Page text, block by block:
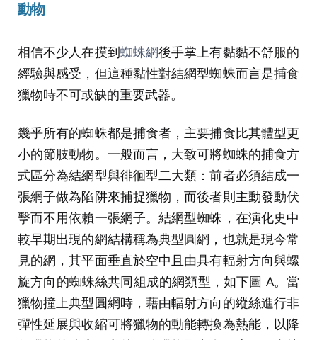
動物
相信不少人在摸到蜘蛛網後手掌上有黏黏不舒服的
經驗與感受，但這種黏性對結網型蜘蛛而言是捕食
獵物時不可或缺的重要武器。
幾乎所有的蜘蛛都是捕食者，主要捕食比其體型更
小的節肢動物。一般而言，大致可將蜘蛛的捕食方
式區分為結網型與徘徊型二大類：前者必須結成一
張網子做為陷阱來捕捉獵物，而後者則主動發動伏
擊而不用依賴一張網子。結網型蜘蛛，在演化史中
較早期出現的網結構稱為典型圓網，也就是現今常
見的網，其平面垂直於空中且由具有輻射方向與螺
旋方向的蜘蛛絲共同組成的網類型，如下圖 A。當
獵物撞上典型圓網時，藉由輻射方向的縱絲進行非
彈性延展與收縮可將獵物的動能轉換為熱能，以降